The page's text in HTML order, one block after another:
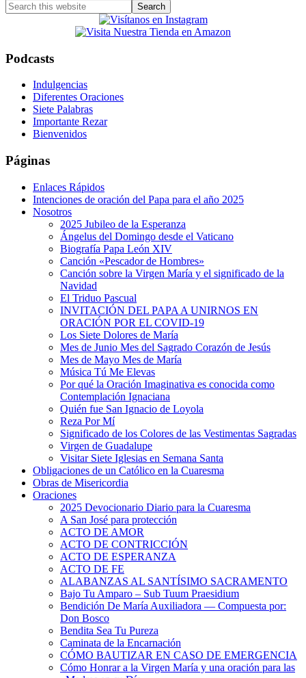
Search
this
Podcasts
Indulgencias
Diferentes Oraciones
Siete Palabras
Importante Rezar
Bienvenidos
Páginas
Enlaces Rápidos
Intenciones de oración del Papa para el año 2025
Nosotros
2025 Jubileo de la Esperanza
Ángelus del Domingo desde el Vaticano
Biografía Papa León XIV
Canción «Pescador de Hombres»
Canción sobre la Virgen María y el significado de la
Navidad
El Triduo Pascual
INVITACIÓN DEL PAPA A UNIRNOS EN
ORACIÓN POR EL COVID-19
Los Siete Dolores de María
Mes de Junio Mes del Sagrado Corazón de Jesús
Mes de Mayo Mes de María
Música Tú Me Elevas
Por qué la Oración Imaginativa es conocida como
Contemplación Ignaciana
Quién fue San Ignacio de Loyola
Reza Por Mí
Significado de los Colores de las Vestimentas Sagradas
Virgen de Guadalupe
Visitar Siete Iglesias en Semana Santa
Obligaciones de un Católico en la Cuaresma
Obras de Misericordia
Oraciones
2025 Devocionario Diario para la Cuaresma
A San José para protección
ACTO DE AMOR
ACTO DE CONTRICCIÓN
ACTO DE ESPERANZA
ACTO DE FE
ALABANZAS AL SANTÍSIMO SACRAMENTO
Bajo Tu Amparo – Sub Tuum Praesidium
Bendición De María Auxiliadora — Compuesta por:
Don Bosco
Bendita Sea Tu Pureza
Caminata de la Encarnación
CÓMO BAUTIZAR EN CASO DE EMERGENCIA
Cómo Honrar a la Virgen María y una oración para las